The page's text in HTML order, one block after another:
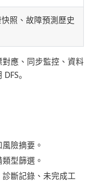
照、故障預測歷史
應、同步監控、資料
。
險摘要。
型篩選。
斷記錄、未完成工